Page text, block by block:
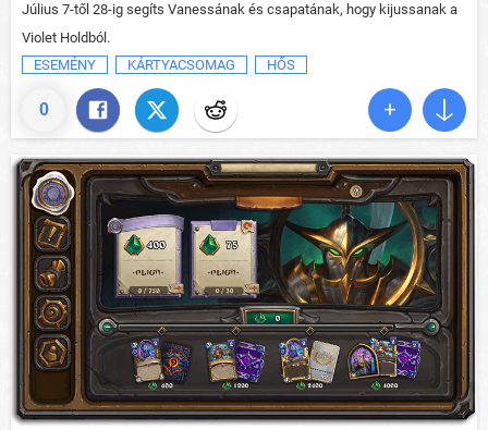
0
Július 7-től 28-ig segíts Vanessának és csapatának, hogy kijussanak a
Violet Holdból.
ESEMÉNY
KÁRTYACSOMAG HŐS